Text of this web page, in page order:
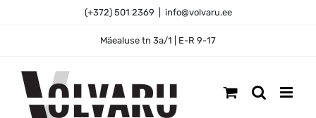
(+372) 501 2369 info@volvaru.ee
Mäealuse tn 3a/1 | E-R 9-17